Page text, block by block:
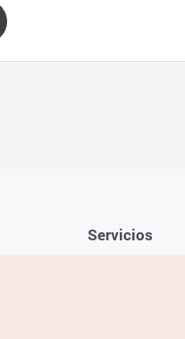
Servicios